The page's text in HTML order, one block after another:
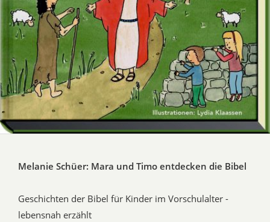
Melanie Schüer: Mara und Timo entdecken die Bibel
Geschichten der Bibel für Kinder im Vorschulalter -
lebensnah erzählt